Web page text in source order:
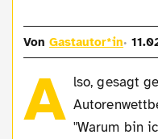
VonGastautor*in
A lso, gesagt
"Warum bin